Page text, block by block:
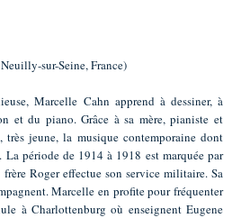
sur-Seine, France)
Marcelle Cahn apprend à dessiner, à
et du piano. Grâce à sa mère, pianiste et
très jeune, la musique contemporaine dont
période de 1914 à 1918 est marquée par
Roger effectue son service militaire. Sa
Marcelle en profite pour fréquenter
à Charlottenburg où enseignent Eugene